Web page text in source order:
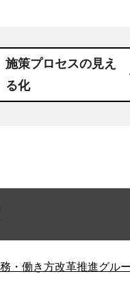
施策プロセスの見え
る化
・働き方改革推進グル